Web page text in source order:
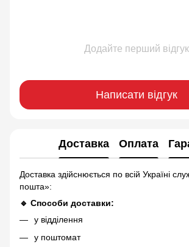
Додайте перший відгук
Написати відгук
Доставка Оплата
Доставка здійснюється по всій Україні
пошта»:
🔹 Способи доставки:
у відділення
у поштомат